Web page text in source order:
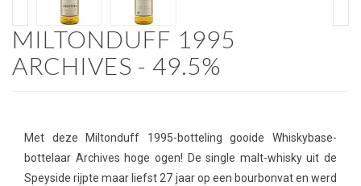
MILTONDUFF 1995
ARCHIVES - 49.5%
Met deze Miltonduff 1995-botteling gooide Whiskybase-
bottelaar Archives hoge ogen! De single malt-whisky uit de
Speyside rijpte maar liefst 27 jaar op een bourbonvat en werd